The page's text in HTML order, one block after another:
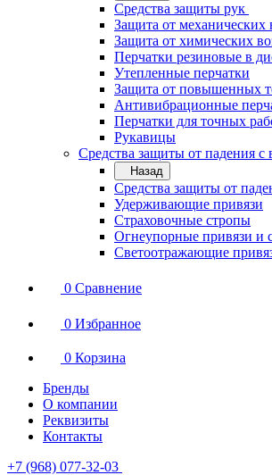
Средства защиты рук
Защита от механических
Защита от химических
Перчатки резиновые в
Утепленные перчатки
Защита от повышенных
Антивибрационные
Перчатки для точных
Рукавицы
Средства защиты от падения с
Назад
Средства защиты от
Удерживающие привязи
Страховочные стропы
Огнеупорные привязи и
Светоотражающие
0 Сравнение
0 Избранное
0 Корзина
Бренды
О компании
Реквизиты
Контакты
+7 (968) 077-32-03